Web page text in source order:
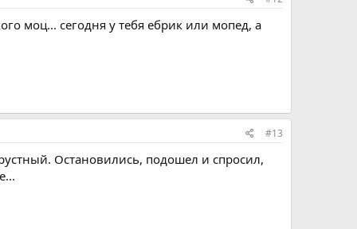
моц... сегодня у тебя ебрик или мопед, а
#13
Остановились, подошел и спросил,